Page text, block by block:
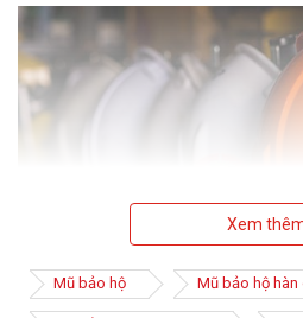
Xem
Mũ bảo hộ Mũ bảo hộ hàn